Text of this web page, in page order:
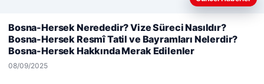
© 2026 Habersor – Yeni Haberler
deneyiminizi kişiselleştirmek ve geliştirmek amacıyla çerezler
kullanıyoruz.Çerez Politikamız
Bosna-Hersek Nerededir? Vize Süreci Nasıldır?
Bosna-Hersek Resmî Tatil ve Bayramları Nelerdir?
Bosna-Hersek Hakkında Merak Edilenler
08/09/2025Yeminli Tercüme Bürosu